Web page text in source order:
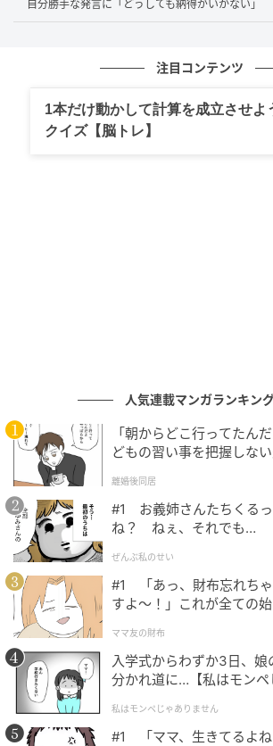
「後輩のためにマニュアルを作るのは
ゃないですか。」
仕事の覚え方は人それぞれです。
マニュアルが役立つ場面もあれば、
ルにまとめることが難しい業務もあ
な場面では、自分でメモを取りながら
しずつ身につけていくことも大切な
ん。
また、業務の改善につながると感じた
ニュアルを作成したり、提案したり
もあるでしょう。
仕事への向き合い方は、世代だけで
なります。だからこそ、お互いの考
らより良い方法を模索していくことの
せられる出来事だったのではないで
自分勝手な発言に「どうしても納得がいかない」
注目コンテンツ
1本だけ動かして計算を成立させよ
クイズ【脳トレ】
人気連載マンガランキン
「朝からどこ行ってたん
どもの習い事を把握しな
離婚後同居
#1 お義姉さんたちくるっ
ね？ ねぇ、それでも…
ぜんぶ私のせい
#1 「あっ、財布忘れち
すよ〜！」これが全ての
ママ友の財布
入学式からわずか3日、娘
分かれ道に…【私はモンペ
私はモンペじゃありません
#1 「ママ、生きてるよ